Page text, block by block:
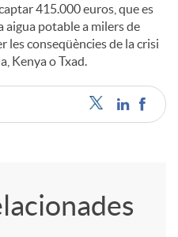
415.000 euros, que es
aigua potable a milers de
les conseqüències de la crisi
Kenya o Txad.